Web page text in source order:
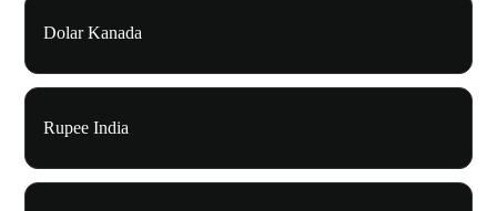
Dolar Kanada
Rupee India